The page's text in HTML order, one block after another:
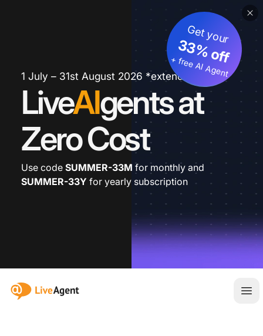
1 July – 31st August 2026 *extended
LiveAIgents at
Zero Cost
Get your
33% off
+ free AI Agent
Use code SUMMER-33M for monthly and
SUMMER-33Y for yearly subscription
:site.title